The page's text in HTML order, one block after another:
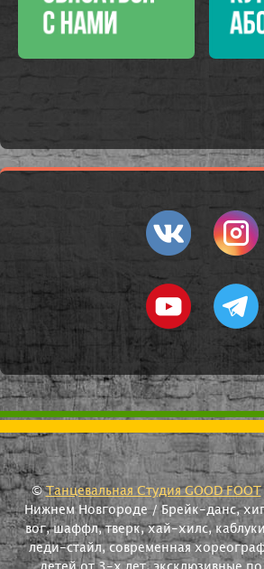
©Танцевальная Студия GOOD FOOT
Нижнем Новгороде / Брейк-данс,
вог, шаффл, тверк, хай-хилс,
леди-стайл, современная